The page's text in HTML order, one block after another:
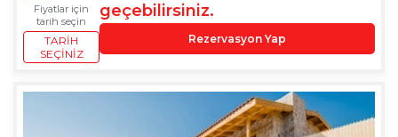
Fiyatlar için
tarih seçin
TARIH
SEÇINIZ
geçebilirsiniz.
Rezervasyon Yap